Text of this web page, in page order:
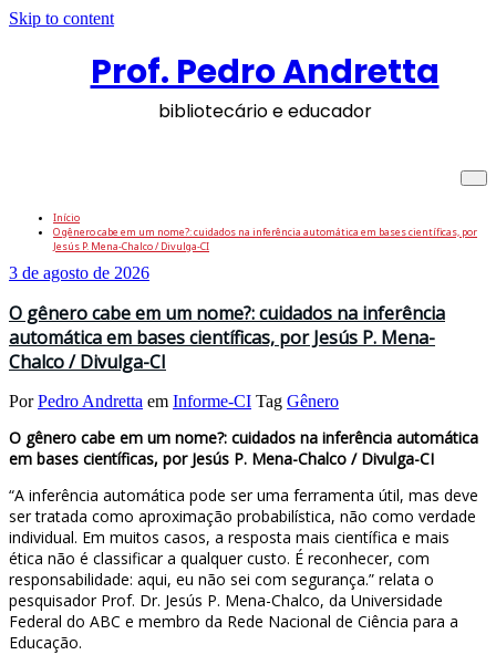
Skip to content
Prof. Pedro Andretta
bibliotecário e educador
Início
O gênero cabe em um nome?: cuidados na inferência automática em bases científicas, por
Jesús P. Mena-Chalco / Divulga-CI
3 de agosto de 2026
O gênero cabe em um nome?: cuidados na inferência
automática em bases científicas, por Jesús P. Mena-
Chalco / Divulga-CI
PorPedro Andretta em Informe-CI Tag Gênero
O gênero cabe em um nome?: cuidados na inferência automática
em bases científicas, por Jesús P. Mena-Chalco / Divulga-CI
“A inferência automática pode ser uma ferramenta útil, mas deve
ser tratada como aproximação probabilística, não como verdade
individual. Em muitos casos, a resposta mais científica e mais
ética não é classificar a qualquer custo. É reconhecer, com
responsabilidade: aqui, eu não sei com segurança.” relata o
pesquisador Prof. Dr. Jesús P. Mena-Chalco, da Universidade
Federal do ABC e membro da Rede Nacional de Ciência para a
Educação.